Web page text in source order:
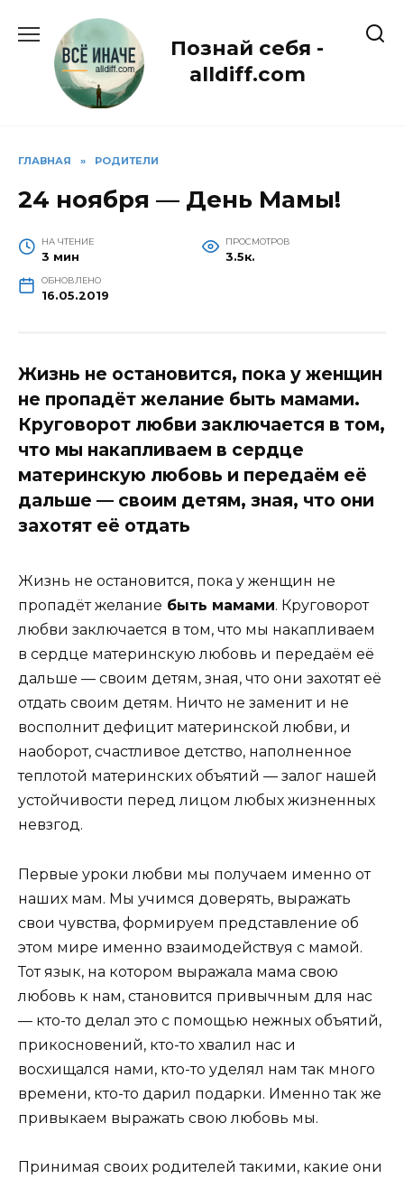
содержанию
Познай себя -
alldiff.com
ГЛАВНАЯ » РОДИТЕЛИ
24 ноября — День Мамы!
НА ЧТЕНИЕ
3 мин
ПРОСМОТРОВ
3.5к.
ОБНОВЛЕНО
16.05.2019
Жизнь не остановится, пока у женщин
не пропадёт желание быть мамами.
Круговорот любви заключается в том,
что мы накапливаем в сердце
материнскую любовь и передаём её
дальше — своим детям, зная, что они
захотят её отдать
Жизнь не остановится, пока у женщин не
пропадёт желание быть мамами. Круговорот
любви заключается в том, что мы накапливаем
в сердце материнскую любовь и передаём её
дальше — своим детям, зная, что они захотят её
отдать своим детям. Ничто не заменит и не
восполнит дефицит материнской любви, и
наоборот, счастливое детство, наполненное
теплотой материнских объятий — залог нашей
устойчивости перед лицом любых жизненных
невзгод.
Первые уроки любви мы получаем именно от
наших мам. Мы учимся доверять, выражать
свои чувства, формируем представление об
этом мире именно взаимодействуя с мамой.
Тот язык, на котором выражала мама свою
любовь к нам, становится привычным для нас
— кто-то делал это с помощью нежных объятий,
прикосновений, кто-то хвалил нас и
восхищался нами, кто-то уделял нам так много
времени, кто-то дарил подарки. Именно так же
привыкаем выражать свою любовь мы.
Принимая своих родителей такими, какие они